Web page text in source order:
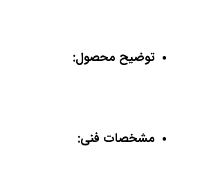
توضیح محصول:
مشخصات فنی: